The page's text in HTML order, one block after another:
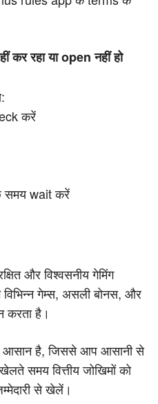
कर रहा या open नहीं हो
करें
समय wait करें
और विश्वसनीय गेमिंग
विभिन्न गेम्स, असली बोनस, और
करता है।
आसान है, जिससे आप आसानी से
समय वित्तीय जोखिमों को
से खेलें।